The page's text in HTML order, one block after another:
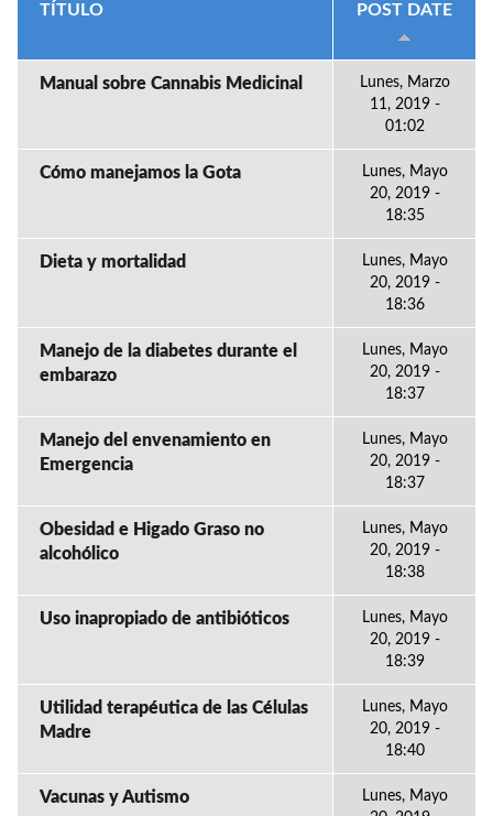
TÍTULO POST DATE
Manual sobre Cannabis Medicinal
Lunes, Marzo
11, 2019 -
01:02
Cómo manejamos la Gota
Lunes, Mayo
20, 2019 -
18:35
Dieta y mortalidad
Lunes, Mayo
20, 2019 -
18:36
Manejo de la diabetes durante el
embarazo
Lunes, Mayo
20, 2019 -
18:37
Manejo del envenamiento en
Emergencia
Lunes, Mayo
20, 2019 -
18:37
Obesidad e Higado Graso no
alcohólico
Lunes, Mayo
20, 2019 -
18:38
Uso inapropiado de antibióticos
Lunes, Mayo
20, 2019 -
18:39
Utilidad terapéutica de las Células
Madre
Lunes, Mayo
20, 2019 -
18:40
Vacunas y Autismo
Lunes, Mayo